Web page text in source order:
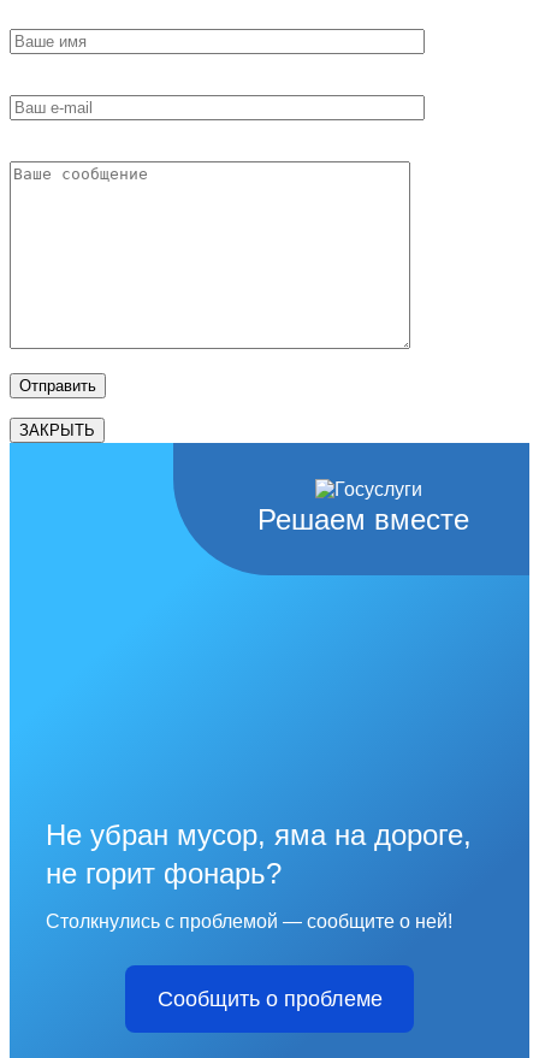
ЗАКРЫТЬ
Решаем вместе
Не убран мусор, яма на дороге,
не горит фонарь?
Столкнулись с проблемой — сообщите о ней!
Сообщить о проблеме